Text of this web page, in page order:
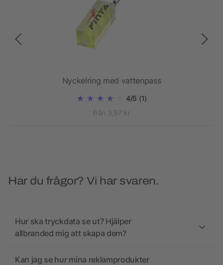
Nyckelring med vattenpass
4/5 (1)
från 3,97 kr
Har du frågor? Vi har svaren.
Hur ska tryckdata se ut? Hjälper
allbranded mig att skapa dem?
Kan jag se hur mina reklamprodukter